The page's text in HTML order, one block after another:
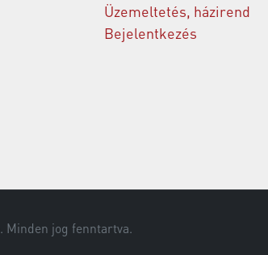
Üzemeltetés, házirend
Bejelentkezés
. Minden jog fenntartva.